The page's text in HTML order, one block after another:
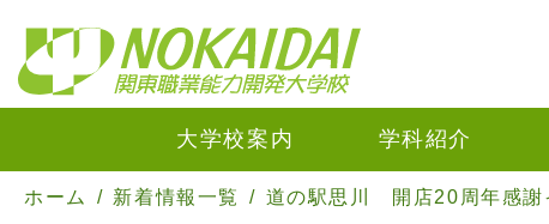
大学校案内 学科紹介
ホーム 新着情報一覧 道の駅思川 開店20周年感謝